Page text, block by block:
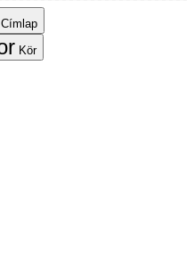
Címlap
Kör